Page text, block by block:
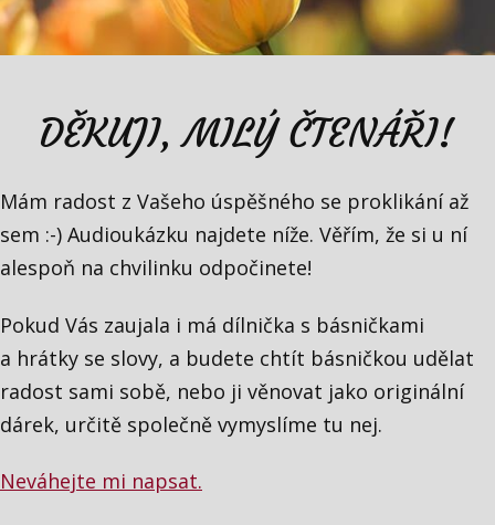
DĚKUJI, MILÝ ČTENÁŘI!
Mám radost z Vašeho úspěšného se proklikání až
sem :-) Audioukázku najdete níže. Věřím, že si u ní
alespoň na chvilinku odpočinete!
Pokud Vás zaujala i má dílnička s básničkami
a hrátky se slovy, a budete chtít básničkou udělat
radost sami sobě, nebo ji věnovat jako originální
dárek, určitě společně vymyslíme tu nej.
Neváhejte mi napsat.